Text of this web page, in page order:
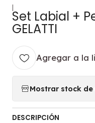
|
Set Labial +
GELATTI
Agregar a la
Mostrar stock de
DESCRIPCIÓN